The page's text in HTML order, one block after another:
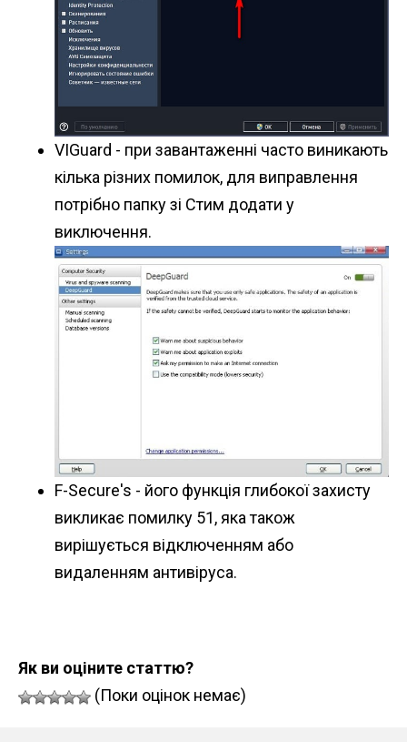
VIGuard - при завантаженні часто виникають
кілька різних помилок, для виправлення
потрібно папку зі Стим додати у
виключення.
F-Secure's - його функція глибокої захисту
викликає помилку 51, яка також
вирішується відключенням або
видаленням антивіруса.
Як ви оціните статтю?
(Поки оцінок немає)